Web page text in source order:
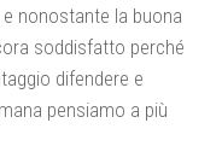
nonostante la buona
soddisfatto perché
difendere e
pensiamo a più